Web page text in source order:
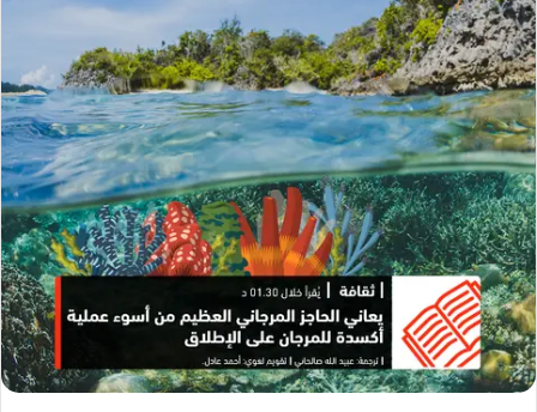
د
ا
إ
ل
ك
ت
ر
و
ن
ي
ا